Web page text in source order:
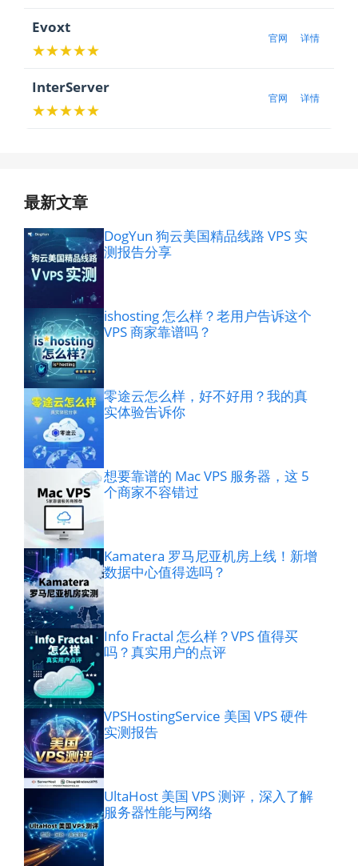
Evoxt
★★★★★
官网 详情
InterServer
★★★★★
官网 详情
最新文章
DogYun 狗云美国精品线路 VPS 实
测报告分享
ishosting 怎么样？老用户告诉这个
VPS 商家靠谱吗？
零途云怎么样，好不好用？我的真
实体验告诉你
想要靠谱的 Mac VPS 服务器，这 5
个商家不容错过
Kamatera 罗马尼亚机房上线！新增
数据中心值得选吗？
Info Fractal 怎么样？VPS 值得买
吗？真实用户的点评
VPSHostingService 美国 VPS 硬件
实测报告
UltaHost 美国 VPS 测评，深入了解
服务器性能与网络